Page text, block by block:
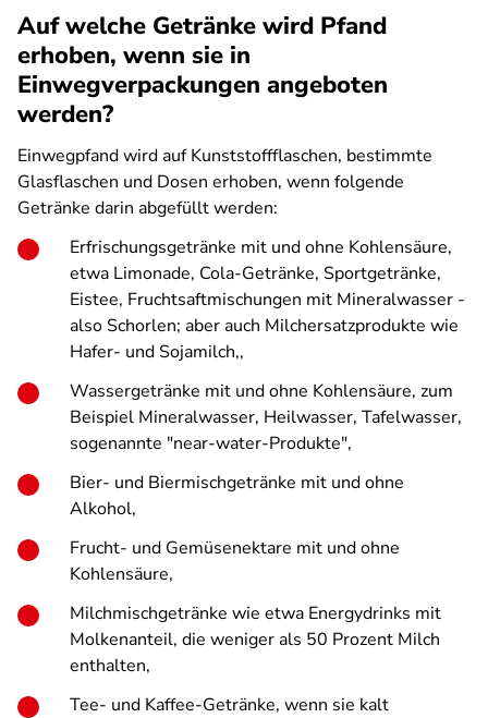
Auf welche Getränke wird Pfand
erhoben, wenn sie in
Einwegverpackungen angeboten
werden?
Einwegpfand wird auf Kunststoffflaschen, bestimmte
Glasflaschen und Dosen erhoben, wenn folgende
Getränke darin abgefüllt werden:
Erfrischungsgetränke mit und ohne Kohlensäure,
etwa Limonade, Cola-Getränke, Sportgetränke,
Eistee, Fruchtsaftmischungen mit Mineralwasser -
also Schorlen; aber auch Milchersatzprodukte wie
Hafer- und Sojamilch,,
Wassergetränke mit und ohne Kohlensäure, zum
Beispiel Mineralwasser, Heilwasser, Tafelwasser,
sogenannte "near-water-Produkte",
Bier- und Biermischgetränke mit und ohne
Alkohol,
Frucht- und Gemüsenektare mit und ohne
Kohlensäure,
Milchmischgetränke wie etwa Energydrinks mit
Molkenanteil, die weniger als 50 Prozent Milch
enthalten,
Tee- und Kaffee-Getränke, wenn sie kalt